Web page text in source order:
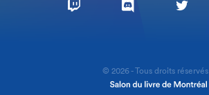
© 2026 - Tous droits réservés